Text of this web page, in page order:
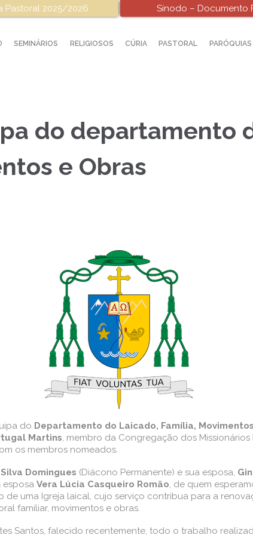
Pastoral 2025/2026 Sínodo – Documento
SEMINÁRIOS RELIGIOSOS CÚRIA PASTORAL PARÓQUIAS
do departamento
e Obras
do Departamento do Laicado, Família,
Martins, membro da Congregação dos
os membros nomeados.
Domingues (Diácono Permanente) e sua esposa,
esposa Vera Lúcia Casqueiro Romão, de quem
uma Igreja laical, cujo serviço contribua para a
familiar, movimentos e obras.
Santos, falecido recentemente, todo o trabalho